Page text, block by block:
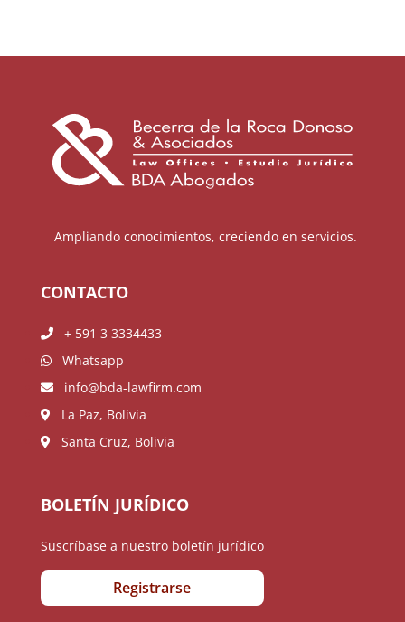
Ampliando conocimientos, creciendo en servicios.
CONTACTO
+ 591 3 3334433
Whatsapp
info@bda-lawfirm.com
La Paz, Bolivia
Santa Cruz, Bolivia
BOLETÍN JURÍDICO
Suscríbase a nuestro boletín jurídico
Registrarse